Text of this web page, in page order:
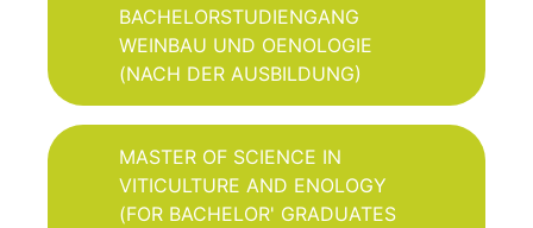
BACHELORSTUDIENGANG
WEINBAU UND OENOLOGIE
(NACH DER AUSBILDUNG)
MASTER OF SCIENCE IN
VITICULTURE AND ENOLOGY
(FOR BACHELOR' GRADUATES